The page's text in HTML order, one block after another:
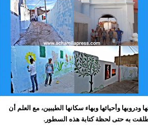
وأحيائها وبهاء سكانها الطيبين، مع العلم أن
به حتى لحظة كتابة هذه السطور.